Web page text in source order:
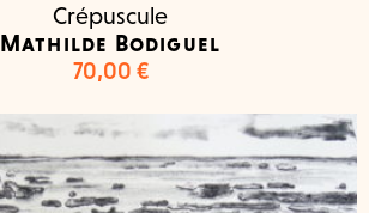
Crépuscule
Mathilde Bodiguel
70,00 €